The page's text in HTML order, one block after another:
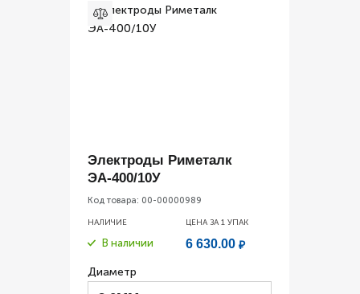
Электроды Риметалк
ЭА-400/10У
Код товара: 00-00000989
НАЛИЧИЕ
В наличии
ЦЕНА ЗА 1 УПАК
6 630.00 ₽
Диаметр